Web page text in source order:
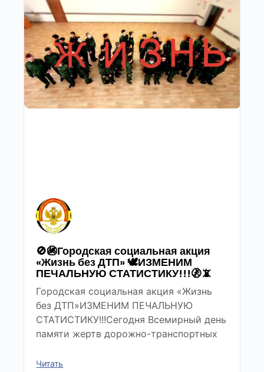
🚫🚳Городская социальная акция
«Жизнь без ДТП» 🕊ИЗМЕНИМ
ПЕЧАЛЬНУЮ СТАТИСТИКУ!!!🚷📵
Городская социальная акция «Жизнь
без ДТП»ИЗМЕНИМ ПЕЧАЛЬНУЮ
СТАТИСТИКУ!!!Сегодня Всемирный день
памяти жертв дорожно-транспортных
Читать